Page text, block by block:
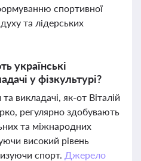
спортивної
та лідерських
українські
у фізкультурі?
викладачі, як-от Віталій
регулярно здобувають
та міжнародних
високий рівень
спорт. Джерело